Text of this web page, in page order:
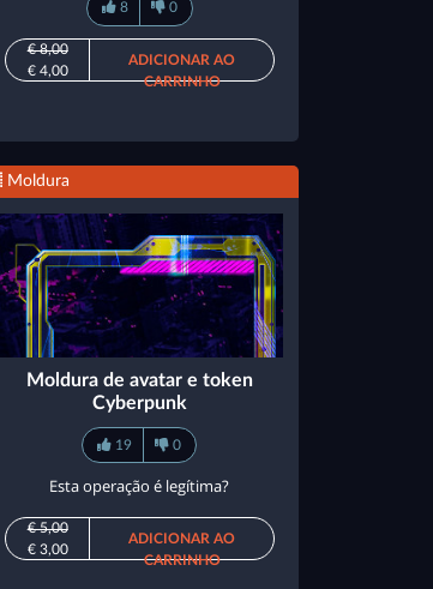
8 0
€ 8,00
€ 4,00
ADICIONAR AO
CARRINHO
Moldura
Moldura de avatar e token
Cyberpunk
19 0
Esta operação é legítima?
€ 5,00
€ 3,00
ADICIONAR AO
CARRINHO